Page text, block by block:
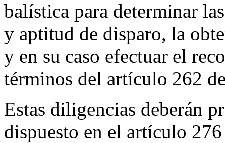
balística para determinar
y aptitud de disparo, la
y en su caso efectuar el
términos del artículo 262
Estas diligencias deberán
dispuesto en el artículo